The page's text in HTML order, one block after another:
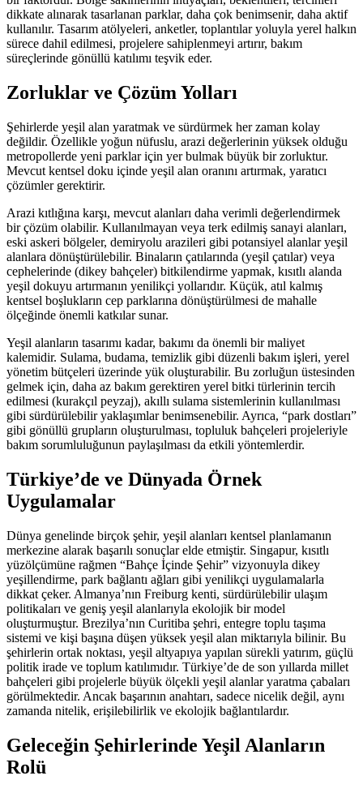
dikkate alınarak tasarlanan parklar, daha çok benimsenir, daha aktif
kullanılır. Tasarım atölyeleri, anketler, toplantılar yoluyla yerel halkın
sürece dahil edilmesi, projelere sahiplenmeyi artırır, bakım
süreçlerinde gönüllü katılımı teşvik eder.
Zorluklar ve Çözüm Yolları
Şehirlerde yeşil alan yaratmak ve sürdürmek her zaman kolay
değildir. Özellikle yoğun nüfuslu, arazi değerlerinin yüksek olduğu
metropollerde yeni parklar için yer bulmak büyük bir zorluktur.
Mevcut kentsel doku içinde yeşil alan oranını artırmak, yaratıcı
çözümler gerektirir.
Arazi kıtlığına karşı, mevcut alanları daha verimli değerlendirmek
bir çözüm olabilir. Kullanılmayan veya terk edilmiş sanayi alanları,
eski askeri bölgeler, demiryolu arazileri gibi potansiyel alanlar yeşil
alanlara dönüştürülebilir. Binaların çatılarında (yeşil çatılar) veya
cephelerinde (dikey bahçeler) bitkilendirme yapmak, kısıtlı alanda
yeşil dokuyu artırmanın yenilikçi yollarıdır. Küçük, atıl kalmış
kentsel boşlukların cep parklarına dönüştürülmesi de mahalle
ölçeğinde önemli katkılar sunar.
Yeşil alanların tasarımı kadar, bakımı da önemli bir maliyet
kalemidir. Sulama, budama, temizlik gibi düzenli bakım işleri, yerel
yönetim bütçeleri üzerinde yük oluşturabilir. Bu zorluğun üstesinden
gelmek için, daha az bakım gerektiren yerel bitki türlerinin tercih
edilmesi (kurakçıl peyzaj), akıllı sulama sistemlerinin kullanılması
gibi sürdürülebilir yaklaşımlar benimsenebilir. Ayrıca, “park dostları”
gibi gönüllü grupların oluşturulması, topluluk bahçeleri projeleriyle
bakım sorumluluğunun paylaşılması da etkili yöntemlerdir.
Türkiye’de ve Dünyada Örnek
Uygulamalar
Dünya genelinde birçok şehir, yeşil alanları kentsel planlamanın
merkezine alarak başarılı sonuçlar elde etmiştir. Singapur, kısıtlı
yüzölçümüne rağmen “Bahçe İçinde Şehir” vizyonuyla dikey
yeşillendirme, park bağlantı ağları gibi yenilikçi uygulamalarla
dikkat çeker. Almanya’nın Freiburg kenti, sürdürülebilir ulaşım
politikaları ve geniş yeşil alanlarıyla ekolojik bir model
oluşturmuştur. Brezilya’nın Curitiba şehri, entegre toplu taşıma
sistemi ve kişi başına düşen yüksek yeşil alan miktarıyla bilinir. Bu
şehirlerin ortak noktası, yeşil altyapıya yapılan sürekli yatırım, güçlü
politik irade ve toplum katılımıdır. Türkiye’de de son yıllarda millet
bahçeleri gibi projelerle büyük ölçekli yeşil alanlar yaratma çabaları
görülmektedir. Ancak başarının anahtarı, sadece nicelik değil, aynı
zamanda nitelik, erişilebilirlik ve ekolojik bağlantılardır.
Geleceğin Şehirlerinde Yeşil Alanların
Rolü